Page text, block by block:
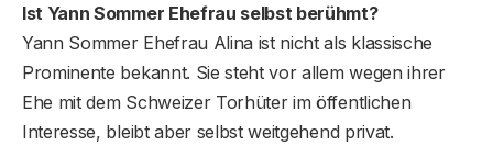
Ist Yann Sommer Ehefrau selbst berühmt?
Yann Sommer Ehefrau Alina ist nicht als klassische
Prominente bekannt. Sie steht vor allem wegen ihrer
Ehe mit dem Schweizer Torhüter im öffentlichen
Interesse, bleibt aber selbst weitgehend privat.